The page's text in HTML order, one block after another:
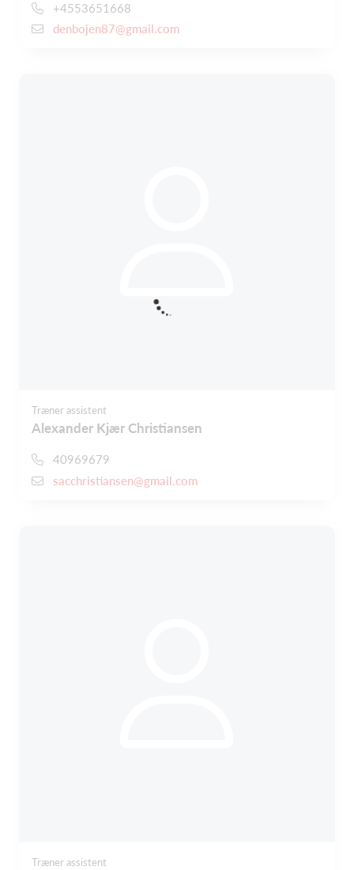
+4553651668
denbojen87@gmail.com
Træner assistent
Alexander Kjær Christiansen
40969679
sacchristiansen@gmail.com
Træner assistent